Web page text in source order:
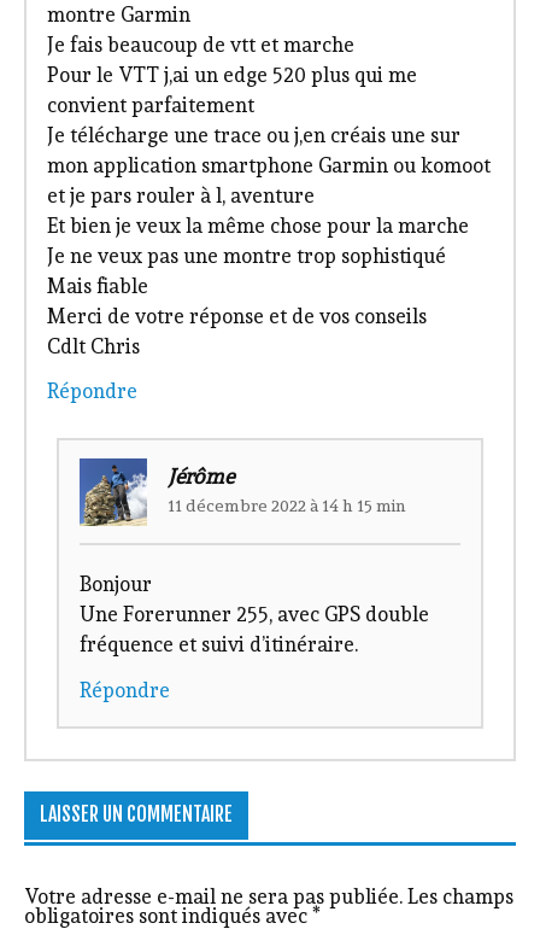
montre Garmin
Je fais beaucoup de vtt et marche
Pour le VTT j,ai un edge 520 plus qui me
convient parfaitement
Je télécharge une trace ou j,en créais une sur
mon application smartphone Garmin ou komoot
et je pars rouler à l, aventure
Et bien je veux la même chose pour la marche
Je ne veux pas une montre trop sophistiqué
Mais fiable
Merci de votre réponse et de vos conseils
Cdlt Chris
Répondre
Jérôme
11 décembre 2022 à 14 h 15 min
Bonjour
Une Forerunner 255, avec GPS double
fréquence et suivi d’itinéraire.
Répondre
LAISSER UN COMMENTAIRE
Votre adresse e-mail ne sera pas publiée. Les champs
obligatoires sont indiqués avec*